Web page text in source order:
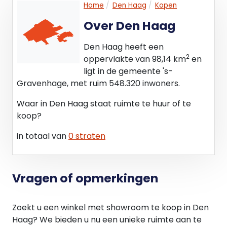
De voor 'Gemengd - 1' aangewezen gronden zijn
bestemd voor:
- detailhandel;
- dienstverlening, zoals nader bepaald in lid 4.5; -
bedrijven in de categorie A van de Lijst van
bedrijfsactiviteiten bij functiemenging, zoals
opgenomen in Bijlage 6 van de regels;
- maatschappelijk waaronder worden verstaan
gezondheidszorg, praktijkruimten, kinderopvang,
culturele voorzieningen en welzijnsinstellingen.
Parkeergelegenheid;
Voldoende parkeergelegenheid aan de openbare
weg (betaald/vergunningen).
Home Den Haag Kopen
Over Den Haag
Den Haag heeft een
oppervlakte van 98,14 km2 en
ligt in de gemeente 's-
Gravenhage, met ruim 548.320 inwoners.
Waar in Den Haag staat ruimte te huur of te
koop?
in totaal van0 straten
Vragen of opmerkingen
Zoekt u een winkel met showroom te koop in Den
Haag? We bieden u nu een unieke ruimte aan te